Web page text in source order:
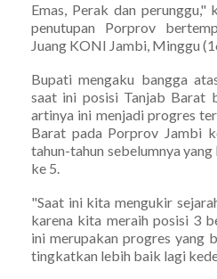
Emas, Perak dan perunggu,"
penutupan Porprov
Juang KONI Jambi, Minggu
Bupati mengaku bangga
saat ini posisi Tanjab Barat
artinya ini menjadi progres
Barat pada Porprov Jambi
tahun-tahun sebelumnya
ke 5.
"Saat ini kita mengukir
karena kita meraih posisi 3
ini merupakan progres yang
tingkatkan lebih baik lagi